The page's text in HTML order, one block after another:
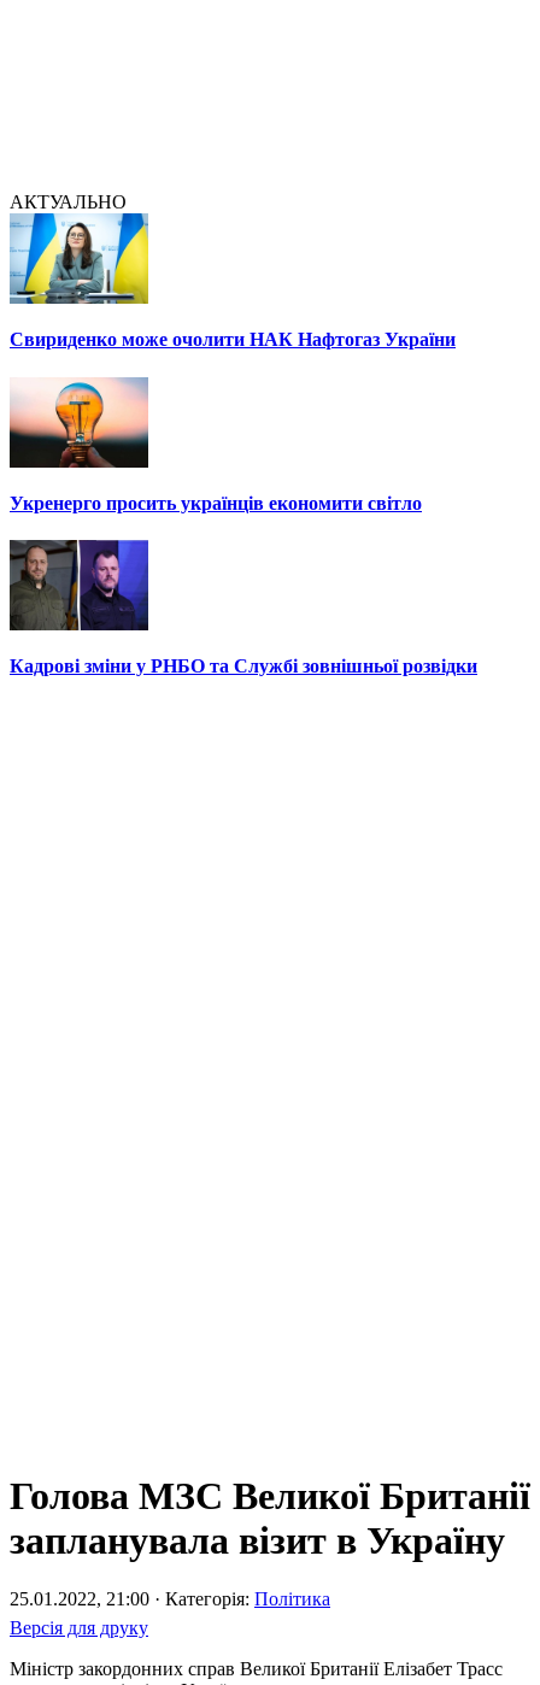
АКТУАЛЬНО
Свириденко може очолити НАК Нафтогаз України
Укренерго просить українців економити світло
Кадрові зміни у РНБО та Службі зовнішньої розвідки
Голова МЗС Великої Британії
запланувала візит в Україну
25.01.2022, 21:00 · Категорія: Політика
Версія для друку
Міністр закордонних справ Великої Британії Елізабет Трасс